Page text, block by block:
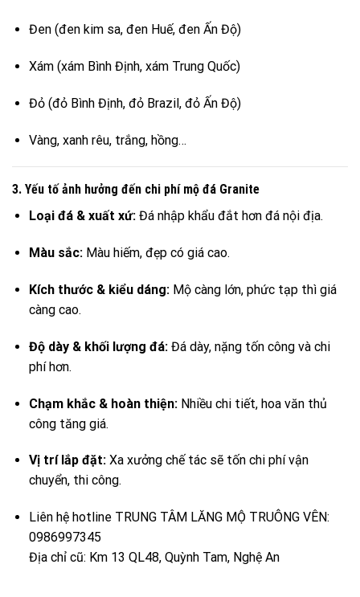
Đen (đen kim sa, đen Huế, đen Ấn Độ)
Xám (xám Bình Định, xám Trung Quốc)
Đỏ (đỏ Bình Định, đỏ Brazil, đỏ Ấn Độ)
Vàng, xanh rêu, trắng, hồng…
3. Yếu tố ảnh hưởng đến chi phí mộ đá Granite
Loại đá & xuất xứ:Đá nhập khẩu đắt hơn đá nội địa.
Màu sắc:Màu hiếm, đẹp có giá cao.
Kích thước & kiểu dáng:Mộ càng lớn, phức tạp thì giá
càng cao.
Độ dày & khối lượng đá:Đá dày, nặng tốn công và chi
phí hơn.
Chạm khắc & hoàn thiện:Nhiều chi tiết, hoa văn thủ
công tăng giá.
Vị trí lắp đặt:Xa xưởng chế tác sẽ tốn chi phí vận
chuyển, thi công.
Liên hệ hotline TRUNG TÂM LĂNG MỘ TRUÔNG VÊN:
0986997345
Địa chỉ cũ: Km 13 QL48, Quỳnh Tam, Nghệ An